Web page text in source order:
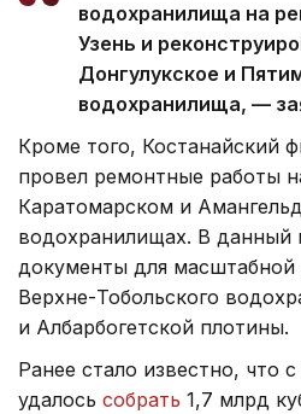
водохранилища на
Узень и
Донгулукское и
водохранилища, —
Кроме того, Костанайский
провел ремонтные работы
Каратомарском и
водохранилищах. В данный
документы для масштабной
Верхне-Тобольского
и Албарбогетской плотины.
Ранее стало известно, что
удалось собрать 1,7 млрд